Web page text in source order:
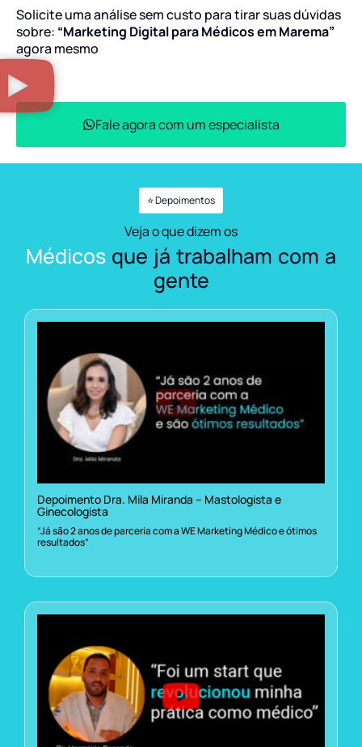
Solicite uma análise sem custo para tirar suas dúvidas
sobre: “Marketing Digital para Médicos em Marema”
agora mesmo
Fale agora com um especialista
⭐ Depoimentos
Veja o que dizem os
Médicos que já trabalham com a
gente
Depoimento Dra. Mila Miranda – Mastologista e
Ginecologista
“Já são 2 anos de parceria com a WE Marketing Médico e ótimos
resultados”